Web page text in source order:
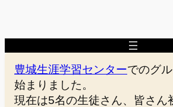
豊城生涯学習センターでのグ
始まりました。
現在は5名の生徒さん、皆さん